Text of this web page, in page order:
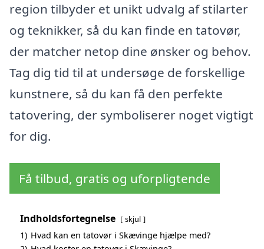
region tilbyder et unikt udvalg af stilarter
og teknikker, så du kan finde en tatovør,
der matcher netop dine ønsker og behov.
Tag dig tid til at undersøge de forskellige
kunstnere, så du kan få den perfekte
tatovering, der symboliserer noget vigtigt
for dig.
Få tilbud, gratis og uforpligtende
Indholdsfortegnelse skjul
1) Hvad kan en tatovør i Skævinge hjælpe med?